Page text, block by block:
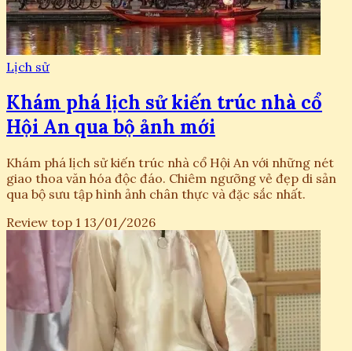
Lịch sử
Khám phá lịch sử kiến trúc nhà cổ
Hội An qua bộ ảnh mới
Khám phá lịch sử kiến trúc nhà cổ Hội An với những nét
giao thoa văn hóa độc đáo. Chiêm ngưỡng vẻ đẹp di sản
qua bộ sưu tập hình ảnh chân thực và đặc sắc nhất.
Review top 1 13/01/2026